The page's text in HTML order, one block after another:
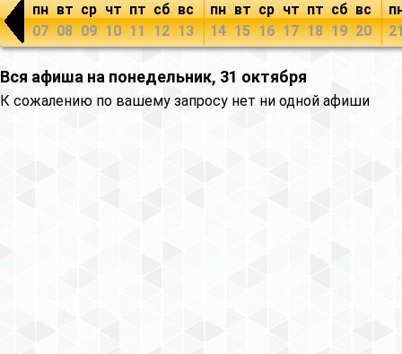
пн
07
вт
08
ср
09
чт
10
пт
11
сб
12
вс
13
пн
14
вт
15
ср
16
чт
17
пт
18
сб
19
вс
20
Вся афиша на понедельник, 31 октября
К сожалению по вашему запросу нет ни одной афиши